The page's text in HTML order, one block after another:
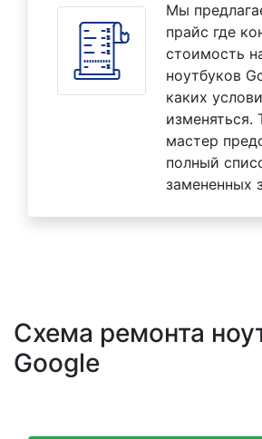
Мы
прайс где
стоимость
ноутбуков
каких
изменяться.
мастер
полный
замененных
Схема ремонта
Google